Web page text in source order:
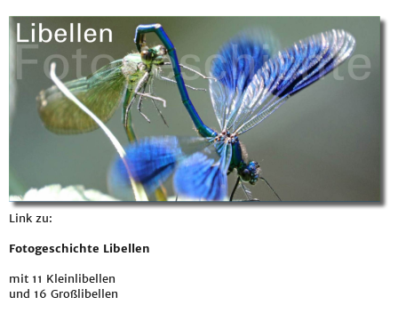
Link zu:
Fotogeschichte Libellen
mit 11 Kleinlibellen
und 16 Großlibellen